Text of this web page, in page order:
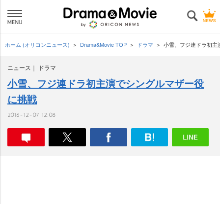
ホーム (オリコンニュース) Drama&Movie TOP ドラマ 小雪、フジ連ドラ初主
ニュース ドラマ
小雪、フジ連ドラ初主演でシングルマザー役
に挑戦
2016-12-07 12:08